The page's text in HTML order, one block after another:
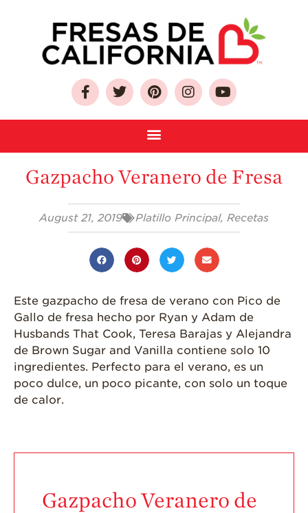
Quien Somos
y Almacenar
Fresas
Preguntas
Frecuentes
¿Qué Contiene
Una Fresa?
¡Disfrute 8-al-día!
Para Profesionales
de Salud
Bebidas
Gazpacho Veranero de Fresa
August 21, 2019 Platillo Principal, Recetas
Este gazpacho de fresa de verano con Pico de
Gallo de fresa hecho por Ryan y Adam de
Husbands That Cook, Teresa Barajas y Alejandra
de Brown Sugar and Vanilla contiene solo 10
ingredientes. Perfecto para el verano, es un
poco dulce, un poco picante, con solo un toque
de calor.
Gazpacho Veranero de